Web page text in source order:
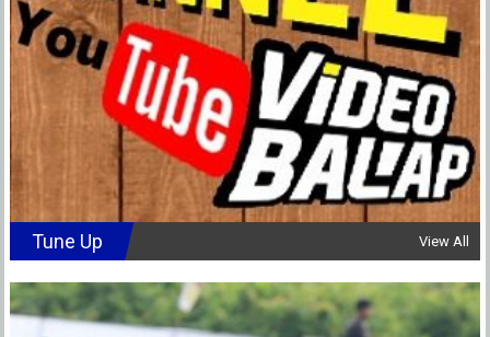
Tune Up View All